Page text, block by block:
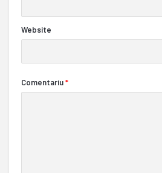
Website
Comentariu*